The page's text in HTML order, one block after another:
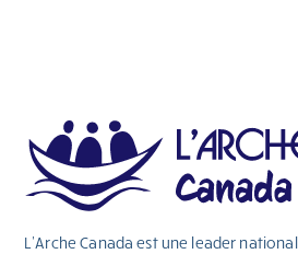
L’Arche Canada est une leader